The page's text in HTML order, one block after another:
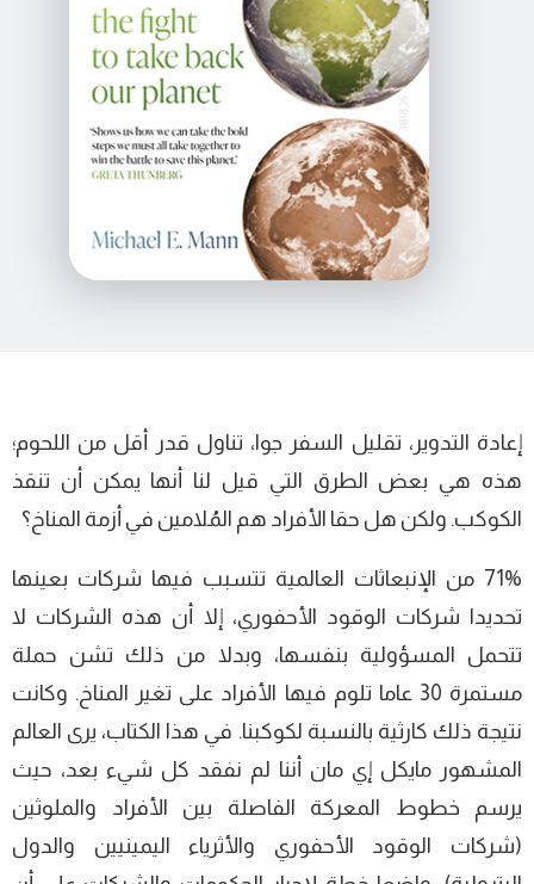
إعادة التدوير، تقليل السفر جوا، تناول قدر أقل من اللحوم؛
هذه هي بعض الطرق التي قيل لنا أنها يمكن أن تنقذ
الكوكب. ولكن هل حقا الأفراد هم المُلامين في أزمة المناخ؟
71% من الإنبعاثات العالمية تتسبب فيها شركات بعينها
تحديدا شركات الوقود الأحفوري، إلا أن هذه الشركات لا
تتحمل المسؤولية بنفسها، وبدلا من ذلك تشن حملة
مستمرة 30 عاما تلوم فيها الأفراد على تغير المناخ. وكانت
نتيجة ذلك كارثية بالنسبة لكوكبنا. في هذا الكتاب، يرى العالم
المشهور مايكل إي مان أننا لم نفقد كل شيء بعد، حيث
يرسم خطوط المعركة الفاصلة بين الأفراد والملوثين
(شركات الوقود الأحفوري والأثرياء اليمينيين والدول